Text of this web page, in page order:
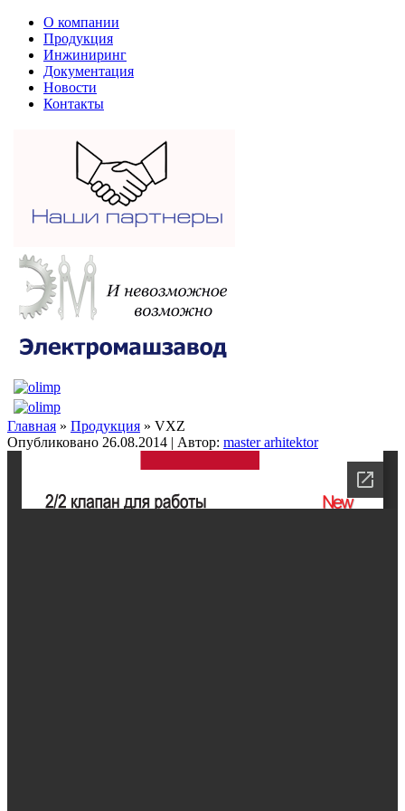
О компании
Продукция
Инжиниринг
Документация
Новости
Контакты
Главная » Продукция » VXZ
Опубликовано 26.08.2014 | Автор: master arhitektor